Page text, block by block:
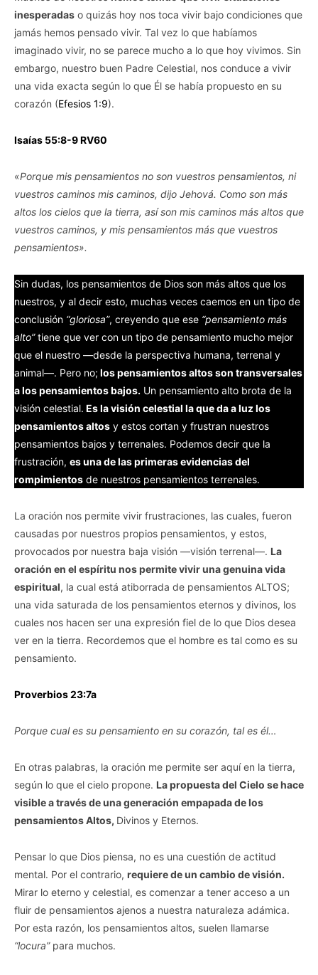
inesperadas o quizás hoy nos toca vivir bajo condiciones que
jamás hemos pensado vivir. Tal vez lo que habíamos
imaginado vivir, no se parece mucho a lo que hoy vivimos. Sin
embargo, nuestro buen Padre Celestial, nos conduce a vivir
una vida exacta según lo que Él se había propuesto en su
corazón (Efesios 1:9).
Isaías 55:8-9 RV60
«Porque mis pensamientos no son vuestros pensamientos, ni
vuestros caminos mis caminos, dijo Jehová. Como son más
altos los cielos que la tierra, así son mis caminos más altos que
vuestros caminos, y mis pensamientos más que vuestros
pensamientos».
Sin dudas, los pensamientos de Dios son más altos que los
nuestros, y al decir esto, muchas veces caemos en un tipo de
conclusión “gloriosa”, creyendo que ese “pensamiento más
alto”tiene que ver con un tipo de pensamiento mucho mejor
que el nuestro —desde la perspectiva humana, terrenal y
animal—. Pero no; los pensamientos altos son transversales
a los pensamientos bajos. Un pensamiento alto brota de la
visión celestial. Es la visión celestial la que da a luz los
pensamientos altos y estos cortan y frustran nuestros
pensamientos bajos y terrenales. Podemos decir que la
frustración, es una de las primeras evidencias del
rompimientos de nuestros pensamientos terrenales.
La oración nos permite vivir frustraciones, las cuales, fueron
causadas por nuestros propios pensamientos, y estos,
provocados por nuestra baja visión —visión terrenal—. La
oración en el espíritu nos permite vivir una genuina vida
espiritual, la cual está atiborrada de pensamientos ALTOS;
una vida saturada de los pensamientos eternos y divinos, los
cuales nos hacen ser una expresión fiel de lo que Dios desea
ver en la tierra. Recordemos que el hombre es tal como es su
pensamiento.
Proverbios 23:7a
Porque cual es su pensamiento en su corazón, tal es él…
En otras palabras, la oración me permite ser aquí en la tierra,
según lo que el cielo propone. La propuesta del Cielo se hace
visible a través de una generación empapada de los
pensamientos Altos, Divinos y Eternos.
Pensar lo que Dios piensa, no es una cuestión de actitud
mental. Por el contrario, requiere de un cambio de visión.
Mirar lo eterno y celestial, es comenzar a tener acceso a un
fluir de pensamientos ajenos a nuestra naturaleza adámica.
Por esta razón, los pensamientos altos, suelen llamarse
“locura”para muchos.